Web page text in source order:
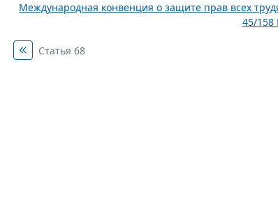
Международная конвенция о защите прав всех
45/158
Статья 68